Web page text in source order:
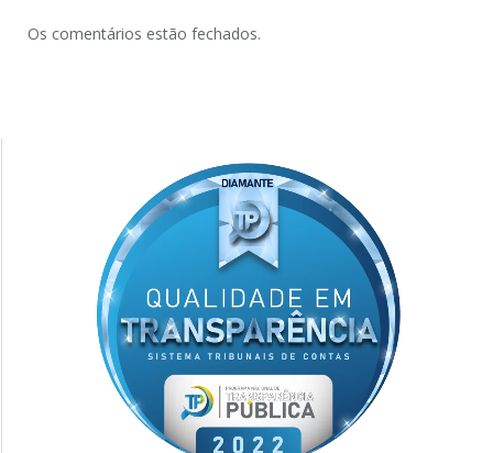
Os comentários estão fechados.